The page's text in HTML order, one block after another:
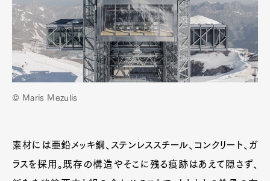
© Maris Mezulis
素材には亜鉛メッキ鋼、ステンレススチール、コンクリート、ガ
ラスを採用。既存の構造やそこに残る痕跡はあえて隠さず、